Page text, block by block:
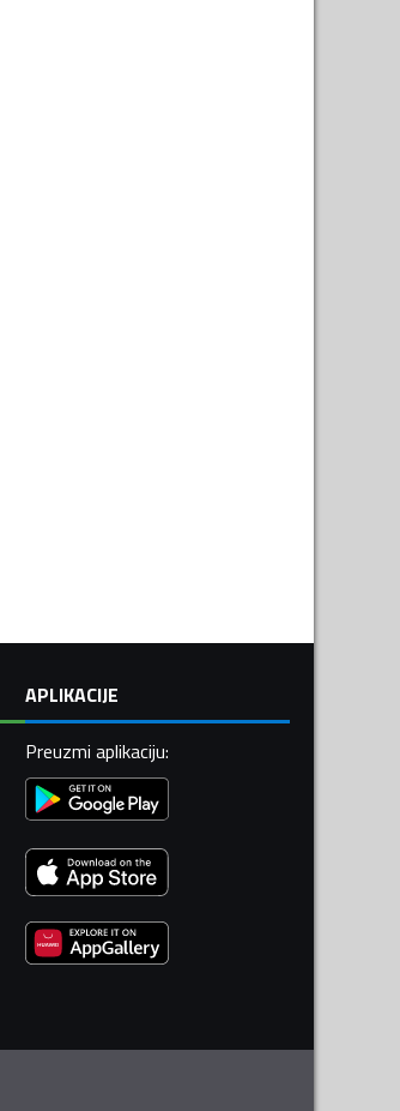
APLIKACIJE
Preuzmi aplikaciju: